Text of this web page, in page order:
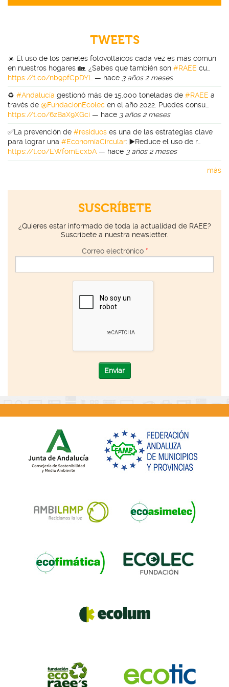
TWEETS
☀️ El uso de los paneles fotovoltaicos cada vez es más común
en nuestros hogares 🏡. ¿Sabes que también son #RAEE cu…
https://t.co/nb9pfCpDYL — hace 3 años 2 meses
♻️ #Andalucía gestionó más de 15.000 toneladas de #RAEE a
través de @FundacionEcolec en el año 2022. Puedes consu…
https://t.co/6zBaX9XGci — hace 3 años 2 meses
✅La prevención de #residuos es una de las estrategias clave
para lograr una #EconomíaCircular: ▶️Reduce el uso de r…
https://t.co/EWfomEcxbA — hace 3 años 2 meses
más
SUSCRÍBETE
¿Quieres estar informado de toda la actualidad de RAEE?
Suscríbete a nuestra newsletter.
Correo electrónico *
Enviar